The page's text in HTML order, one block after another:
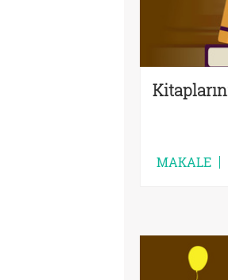
MAKALE